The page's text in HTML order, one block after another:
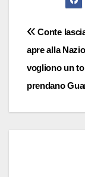
Conte
apre alla
vogliono un
prendano